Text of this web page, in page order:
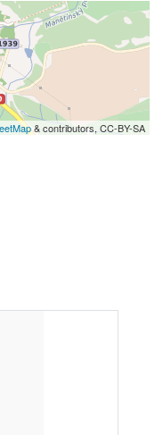
& contributors, CC-BY-SA